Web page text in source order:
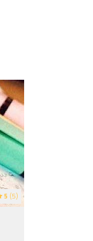
5 (5)